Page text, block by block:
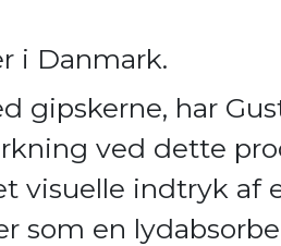
i Danmark.
gipskerne, har
ved dette
visuelle indtryk af
som en